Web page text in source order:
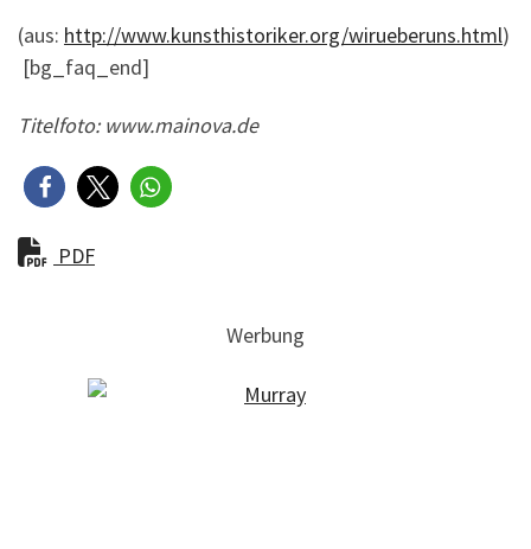
(aus: http://www.kunsthistoriker.org/wirueberuns.html)
[bg_faq_end]
Titelfoto: www.mainova.de
PDF
Werbung